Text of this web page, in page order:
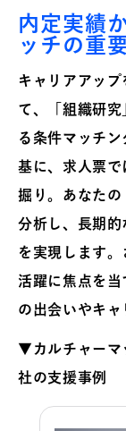
内定実績
ッチの重
キャリアアッ
て、「組織研
る条件マッチ
基に、求人票
掘り。あなた
分析し、長期
を実現します
活躍に焦点を
の出会いやキャ
▼カルチャーマ
社の支援事例